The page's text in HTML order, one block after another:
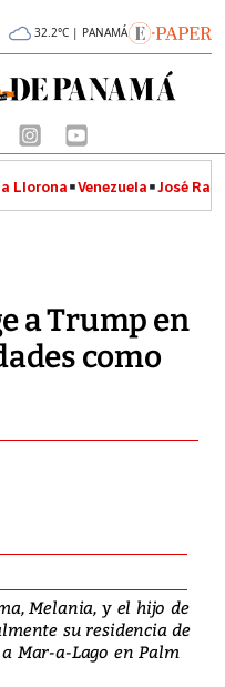
32.2°C | PANAMÁ
Llorona Venezuela José
a Trump en
como
Melania, y el hijo de
su residencia de
Mar-a-Lago en Palm